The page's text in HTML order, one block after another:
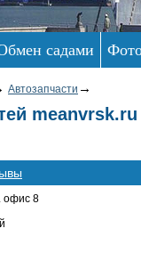
садами
Автозапчасти →
офис 8